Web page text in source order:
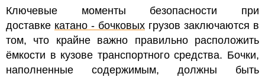
Ключевые моменты безопасности при
доставке катано - бочковых грузов заключаются в
том, что крайне важно правильно расположить
ёмкости в кузове транспортного средства. Бочки,
наполненные содержимым, должны быть